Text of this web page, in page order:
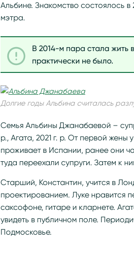
Альбине. Знакомство состоялось
мэтра.
В 2014-м пара стала жить
практически не было.
Долгие годы Альбина считалась
Семья Альбины Джанабаевой –
р., Агата, 2021 г. р. От первой
проживает в Испании, ранее они
туда переехали супруги. Затем к
Старший, Константин, учится в
проектированием. Луке нравится
саксофоне, гитаре и кларнете.
увидеть в публичном поле.
Подмосковье.